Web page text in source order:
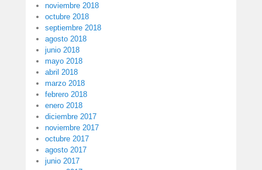
noviembre 2018
octubre 2018
septiembre 2018
agosto 2018
junio 2018
mayo 2018
abril 2018
marzo 2018
febrero 2018
enero 2018
diciembre 2017
noviembre 2017
octubre 2017
agosto 2017
junio 2017